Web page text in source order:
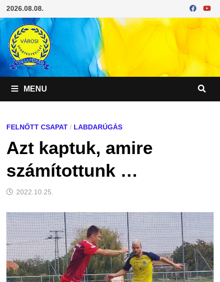
Skip
to
content
2026.08.08.
MENU
FELNŐTT CSAPAT/ LABDARÚGÁS
Azt kaptuk, amire
számítottunk …
2022.10.25.